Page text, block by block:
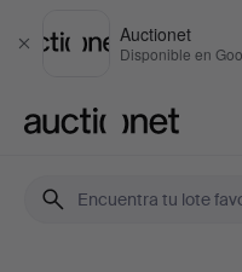
Cerrar
Auctionet
Disponible en